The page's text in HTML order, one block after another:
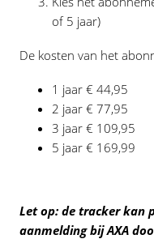
of 5 jaar)
De kosten van het
1 jaar € 44,95
2 jaar € 77,95
3 jaar € 109,95
5 jaar € 169,99
Let op: de tracker kan
aanmelding bij AXA